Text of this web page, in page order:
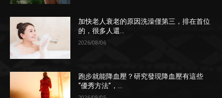
加快老人衰老的原因洗澡僅第三，排在首位
的，很多人還...
2026/08/06
跑步就能降血壓？研究發現降血壓有這些
“優秀方法”，...